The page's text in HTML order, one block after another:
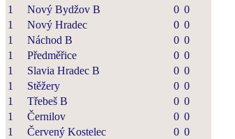
1 Nový Bydžov B 0 0
1
Nový Hradec 0 0
1
Náchod B 0 0
1
Předměřice 0 0
1
Slavia Hradec B 0 0
1
Stěžery 0 0
1
Třebeš B 0 0
1
Černilov 0 0
1
Červený Kostelec 0 0